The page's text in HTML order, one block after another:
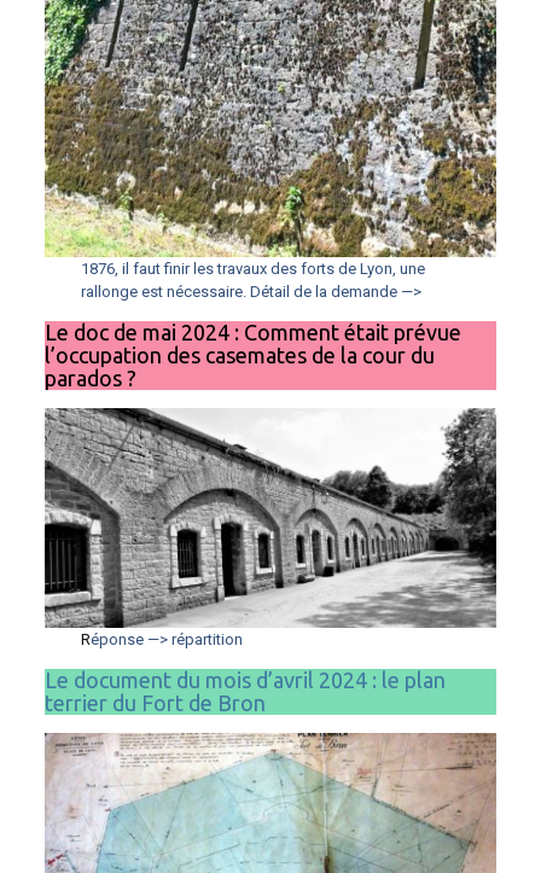
1876, il faut finir les travaux des forts de Lyon, une
rallonge est nécessaire. Détail de la demande —>
Le doc de mai 2024 : Comment était prévue
l’occupation des casemates de la cour du
parados ?
Réponse —> répartition
Le document du mois d’avril 2024 : le plan
terrier du Fort de Bron